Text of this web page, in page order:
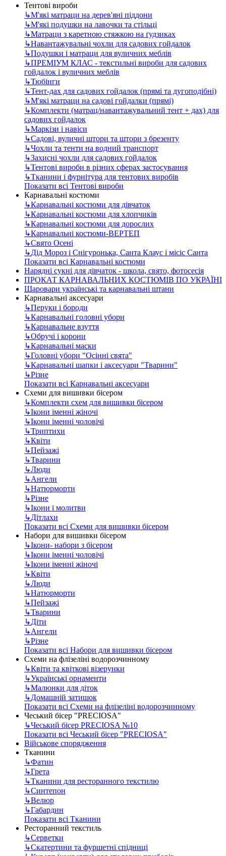
Тентові вироби
↳М'які матраци на дерев'яні піддони
↳М'які подушки на лавочки та стільці
↳Матраци з каретною стяжкою на ґудзиках
↳Навантажувальні чохли для садових гойдалок
↳Подушки і матраци для вуличних меблів
↳ПРЕМІУМ КЛАС - текстильні вироби для садових
гойдалок і вуличних меблів
↳Тюбінги
↳Тент-дах для садових гойдалок (прямі та дугоподібні)
↳М'які матраци на садові гойдалки (прямі)
↳Комплекти (матрац/навантажувальний тент + дах) для
садових гойдалок
↳Маркізи і навіси
↳Садові, вуличні штори та штори з брезенту
↳Чохли та тенти на водний транспорт
↳Захисні чохли для садових гойдалок
↳Тентові вироби в різних сферах застосування
↳Тканини і фурнітура для тентових виробів
Показати всі Тентові вироби
Карнавальні костюми
↳Карнавальні костюми для дівчаток
↳Карнавальні костюми для хлопчиків
↳Карнавальні костюми для дорослих
↳Карнавальні костюми-ВЕРТЕП
↳Свято Осені
↳Дід Мороз і Снігуронька, Санта Клаус і місіс Санта
Показати всі Карнавальні костюми
Нарядні сукні для дівчаток - школа, свято, фотосесія
ПРОКАТ КАРНАВАЛЬНИХ КОСТЮМІВ ПО УКРАЇНІ
Шаровари українські та карнавальні штани
Карнавальні аксесуари
↳Перуки і бороди
↳Карнавальні головні убори
↳Карнавальне взуття
↳Обручі і корони
↳Карнавальні маски
↳Головні убори "Осінні свята"
↳Карнавальні шапки і аксесуари "Тварини"
↳Різне
Показати всі Карнавальні аксесуари
Схеми для вишивки бісером
↳Комплекти схем для вишивки бісером
↳Ікони іменні жіночі
↳Ікони іменні чоловічі
↳Триптихи
↳Квіти
↳Пейзажі
↳Тварини
↳Люди
↳Ангели
↳Натюрморти
↳Різне
↳Ікони і молитви
↳Дітлахи
Показати всі Схеми для вишивки бісером
Набори для вишивки бісером
↳Ікони- набори з бісером
↳Ікони іменні чоловічі
↳Ікони іменні жіночі
↳Квіти
↳Люди
↳Натюрморти
↳Пейзажі
↳Тварини
↳Діти
↳Ангели
↳Різне
Показати всі Набори для вишивки бісером
Схеми на флізеліні водорозчинному
↳Квіти та квіткові візерунки
↳Українські орнаменти
↳Малюнки для діток
↳Домашній затишок
Показати всі Схеми на флізеліні водорозчинному
Чеський бісер "PRECIOSA"
↳Чеський бісер PRECIOSA №10
Показати всі Чеський бісер "PRECIOSA"
Військове спорядження
Тканини
↳Фатин
↳Грета
↳Тканини для ресторанного текстилю
↳Синтепон
↳Велюр
↳Габардин
Показати всі Тканини
Ресторанний текстиль
↳Серветки
↳Скатертини та фуршетні спідниці